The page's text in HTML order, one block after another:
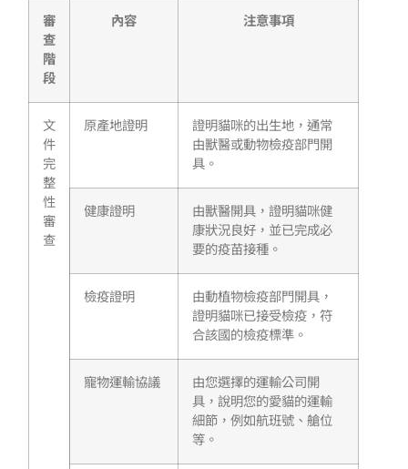
審
查
階
段
內容 注意事項
文
件
完
整
性
審
查
原產地證明
證明貓咪的出生地，通常
由獸醫或動物檢疫部門開
具。
健康證明
由獸醫開具，證明貓咪健
康狀況良好，並已完成必
要的疫苗接種。
檢疫證明
由動植物檢疫部門開具，
證明貓咪已接受檢疫，符
合該國的檢疫標準。
寵物運輸協議
由您選擇的運輸公司開
具，說明您的愛貓的運輸
細節，例如航班號、艙位
等。